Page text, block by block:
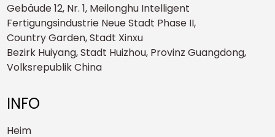
Gebäude 12, Nr. 1, Meilonghu Intelligent
Fertigungsindustrie Neue Stadt Phase II,
Country Garden, Stadt Xinxu
Bezirk Huiyang, Stadt Huizhou, Provinz Guangdong,
Volksrepublik China
INFO
Heim